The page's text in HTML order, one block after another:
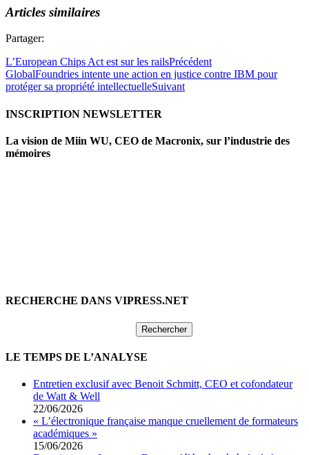
Articles similaires
Partager:
L’European Chips Act est sur les railsPrécédent
GlobalFoundries intente une action en justice contre IBM pour
protéger sa propriété intellectuelleSuivant
INSCRIPTION NEWSLETTER
La vision de Miin WU, CEO de Macronix, sur l’industrie des
mémoires
RECHERCHE DANS VIPRESS.NET
LE TEMPS DE L’ANALYSE
Entretien exclusif avec Benoit Schmitt, CEO et cofondateur
de Watt & Well
22/06/2026
« L’électronique française manque cruellement de formateurs
académiques »
15/06/2026